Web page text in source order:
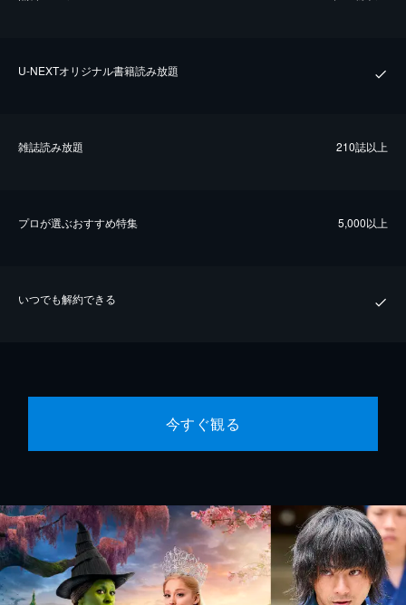
U-NEXTオリジナル書籍読み放題
雑誌読み放題 210誌以上
プロが選ぶおすすめ特集 5,000以上
いつでも解約できる
今すぐ観る